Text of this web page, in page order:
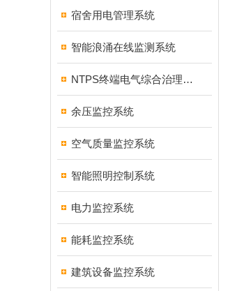
宿舍用电管理系统
智能浪涌在线监测系统
NTPS终端电气综合治理保护
余压监控系统
空气质量监控系统
智能照明控制系统
电力监控系统
能耗监控系统
建筑设备监控系统